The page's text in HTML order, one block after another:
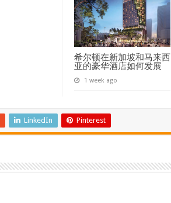
希尔顿在新加坡和马来西
亚的豪华酒店如何发展
1 week ago
LinkedIn Pinterest